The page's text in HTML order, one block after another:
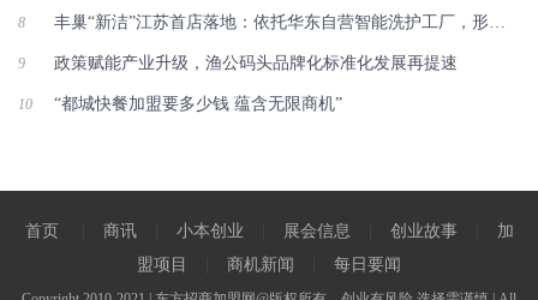
8 丰巢“新洁”江苏首店落地：依托华东自营智能洗护工厂，形成一体化高端洗护
9 政策赋能产业升级，渔公码头品牌化标准化发展再提速
10 “都城快餐加盟要多少钱 蕴含无限商机”
首页 商讯 小本创业 展会信息 创业故事
加
盟项目
商机新闻 每日要闻